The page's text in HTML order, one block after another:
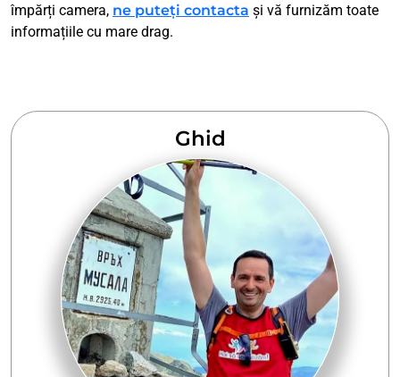
împărți camera, ne puteți contacta și vă furnizăm toate
informațiile cu mare drag.
Ghid